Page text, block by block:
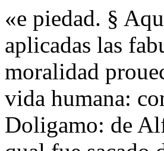
«e piedad. §
aplicadas las
moralidad
vida humana:
Doligamo: de